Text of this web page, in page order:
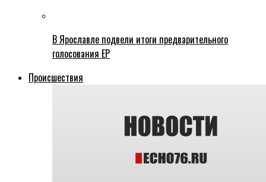
В Ярославле подвели итоги предварительного
голосования ЕР
Происшествия